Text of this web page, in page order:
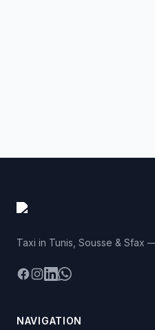
Taxi in Tunis, Sousse & Sfax
Facebook
Instagram
LinkedIn
WhatsApp
NAVIGATION